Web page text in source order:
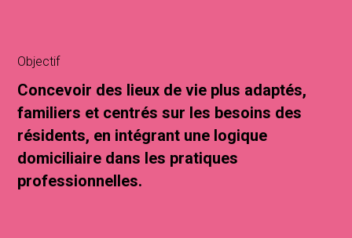
Objectif
Concevoir des lieux de vie plus adaptés,
familiers et centrés sur les besoins des
résidents, en intégrant une logique
domiciliaire dans les pratiques
professionnelles.